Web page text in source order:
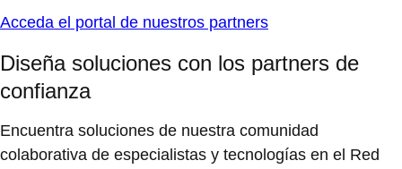
Acceda el portal de nuestros partners
Diseña soluciones con los partners de
confianza
Encuentra soluciones de nuestra comunidad
colaborativa de especialistas y tecnologías en el Red